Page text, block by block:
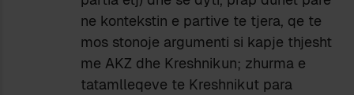
ne kontekstin e partive te tjera, qe te
mos stonoje argumenti si kapje thjesht
me AKZ dhe Kreshnikun; zhurma e
tatamlleqeve te Kreshnikut para